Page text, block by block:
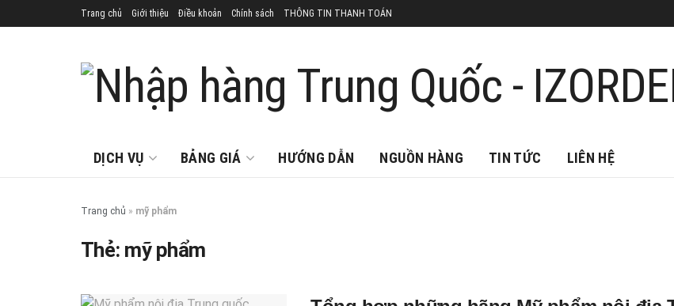
Trang chủ Giới thiệu Điều khoản Chính sách THÔNG TIN THANH TOÁN
DỊCH VỤ BẢNG GIÁ HƯỚNG DẪN NGUỒN HÀNG TIN TỨC LIÊN HỆ
Trang chủ » mỹ phẩm
Thẻ: mỹ phẩm